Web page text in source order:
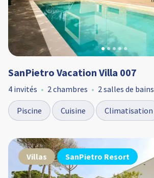
SanPietro Vacation Villa 007
4 invités 2 chambres 2 salles de bains
Piscine Cuisine Climatisation
Villas SanPietro Resort